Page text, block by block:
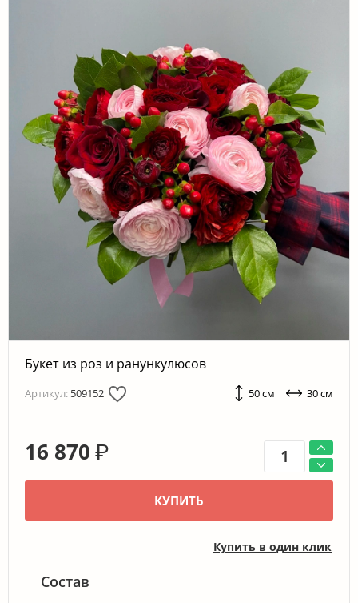
Букет из роз и ранункулюсов
Артикул: 509152 50 см 30 см
16 870 ₽
КУПИТЬ
Купить в один клик
Состав